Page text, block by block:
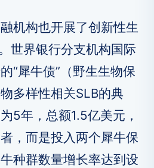
机构也开展了创新性生
世界银行分支机构国际
“犀牛债”（野生生物保
多样性相关SLB的典
5年，总额1.5亿美元，
，而是投入两个犀牛保
种群数量增长率达到设